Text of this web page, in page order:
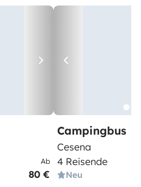
Ab
80 €
Campingbus
Cesena
4 Reisende
Neu